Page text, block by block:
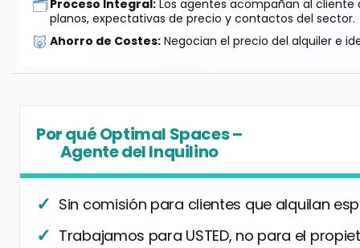
🗂️Proceso Integral: Los agentes acompañan al
planos, expectativas de precio y contactos del sector.
🐷 Ahorro de Costes: Negocian el precio del alquiler e
Por qué Optimal Spaces –
Agente del Inquilino
Sin comisión para clientes que alquilan
Trabajamos para USTED, no para el